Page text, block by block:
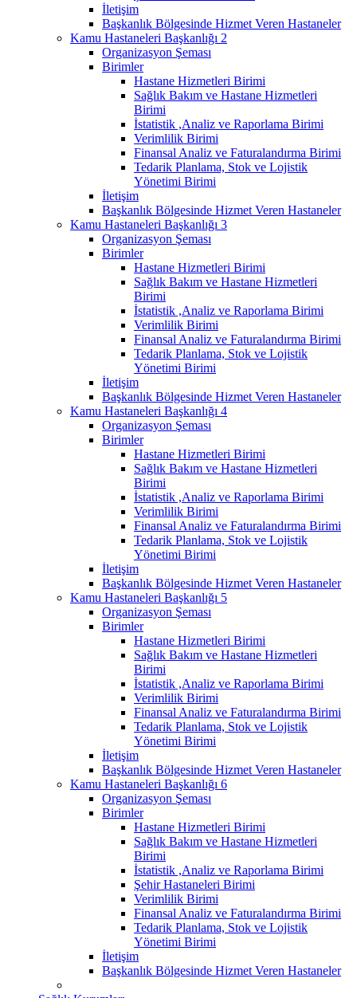
İletişim
Başkanlık Bölgesinde Hizmet Veren Hastaneler
Kamu Hastaneleri Başkanlığı 2
Organizasyon Şeması
Birimler
Hastane Hizmetleri Birimi
Sağlık Bakım ve Hastane Hizmetleri
Birimi
İstatistik ,Analiz ve Raporlama Birimi
Verimlilik Birimi
Finansal Analiz ve Faturalandırma Birimi
Tedarik Planlama, Stok ve Lojistik
Yönetimi Birimi
İletişim
Başkanlık Bölgesinde Hizmet Veren Hastaneler
Kamu Hastaneleri Başkanlığı 3
Organizasyon Şeması
Birimler
Hastane Hizmetleri Birimi
Sağlık Bakım ve Hastane Hizmetleri
Birimi
İstatistik ,Analiz ve Raporlama Birimi
Verimlilik Birimi
Finansal Analiz ve Faturalandırma Birimi
Tedarik Planlama, Stok ve Lojistik
Yönetimi Birimi
İletişim
Başkanlık Bölgesinde Hizmet Veren Hastaneler
Kamu Hastaneleri Başkanlığı 4
Organizasyon Şeması
Birimler
Hastane Hizmetleri Birimi
Sağlık Bakım ve Hastane Hizmetleri
Birimi
İstatistik ,Analiz ve Raporlama Birimi
Verimlilik Birimi
Finansal Analiz ve Faturalandırma Birimi
Tedarik Planlama, Stok ve Lojistik
Yönetimi Birimi
İletişim
Başkanlık Bölgesinde Hizmet Veren Hastaneler
Kamu Hastaneleri Başkanlığı 5
Organizasyon Şeması
Birimler
Hastane Hizmetleri Birimi
Sağlık Bakım ve Hastane Hizmetleri
Birimi
İstatistik ,Analiz ve Raporlama Birimi
Verimlilik Birimi
Finansal Analiz ve Faturalandırma Birimi
Tedarik Planlama, Stok ve Lojistik
Yönetimi Birimi
İletişim
Başkanlık Bölgesinde Hizmet Veren Hastaneler
Kamu Hastaneleri Başkanlığı 6
Organizasyon Şeması
Birimler
Hastane Hizmetleri Birimi
Sağlık Bakım ve Hastane Hizmetleri
Birimi
İstatistik ,Analiz ve Raporlama Birimi
Şehir Hastaneleri Birimi
Verimlilik Birimi
Finansal Analiz ve Faturalandırma Birimi
Tedarik Planlama, Stok ve Lojistik
Yönetimi Birimi
İletişim
Başkanlık Bölgesinde Hizmet Veren Hastaneler